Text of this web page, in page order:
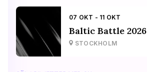
07 OKT - 11 OKT
Baltic Battle 2026
STOCKHOLM